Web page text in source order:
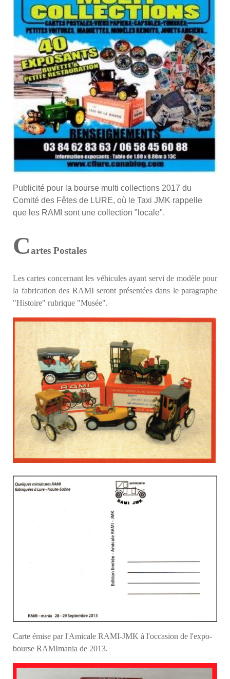
Publicité pour la bourse multi collections 2017 du
Comité des Fêtes de LURE, où le Taxi JMK rappelle
que les RAMI sont une collection "locale".
Cartes Postales
Les cartes concernant les véhicules ayant servi de modèle pour
la fabrication des RAMI seront présentées dans le paragraphe
"Histoire" rubrique "Musée".
Carte émise par l'Amicale RAMI-JMK à l'occasion de l'expo-
bourse RAMImania de 2013.